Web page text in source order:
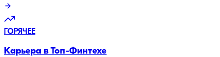
ГОРЯЧЕЕ
Карьера в Топ-Финтехе